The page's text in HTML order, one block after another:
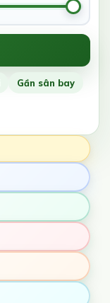
Gần sân bay